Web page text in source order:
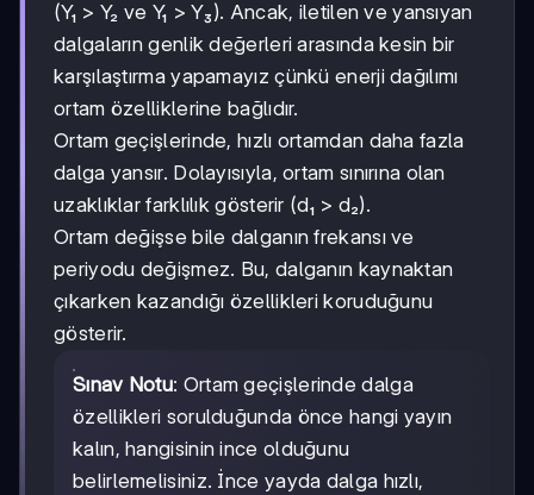
x₃
(Y₁ > Y₂ ve Y₁ > Y₃). Ancak, iletilen ve yansıyan
dalgaların genlik değerleri arasında kesin bir
karşılaştırma yapamayız çünkü enerji dağılımı
ortam özelliklerine bağlıdır.
Ortam geçişlerinde, hızlı ortamdan daha fazla
dalga yansır. Dolayısıyla, ortam sınırına olan
uzaklıklar farklılık gösterir (d₁ > d₂).
Ortam değişse bile dalganın frekansı ve
periyodu değişmez. Bu, dalganın kaynaktan
çıkarken kazandığı özellikleri koruduğunu
gösterir.
Sınav Notu: Ortam geçişlerinde dalga
özellikleri sorulduğunda önce hangi yayın
kalın, hangisinin ince olduğunu
belirlemelisiniz. İnce yayda dalga hızlı,